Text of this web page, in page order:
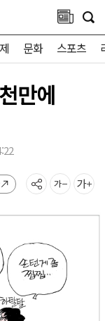
문화 스포츠
만에